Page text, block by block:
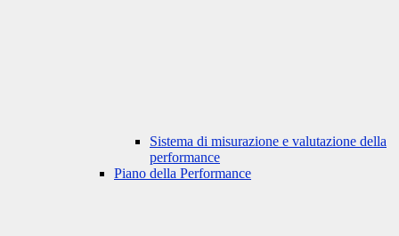
Sistema di misurazione e valutazione della
performance
Piano della Performance